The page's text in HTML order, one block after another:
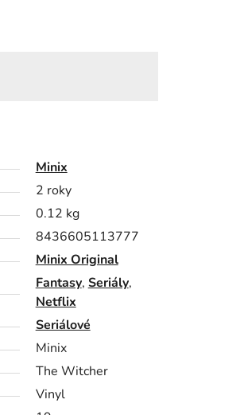
Minix
2 roky
0.12 kg
8436605113777
Minix Original
Fantasy, Seriály,
Netflix
Seriálové
Minix
The Witcher
Vinyl